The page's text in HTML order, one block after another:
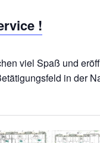
!
viel Spaß und
in der